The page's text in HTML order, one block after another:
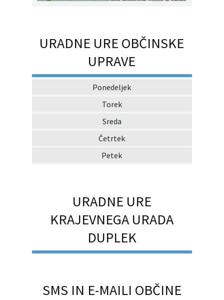
URADNE URE OBČINSKE
UPRAVE
Ponedeljek
Torek
Sreda
Četrtek
Petek
URADNE URE
KRAJEVNEGA URADA
DUPLEK
SMS IN E-MAILI OBČINE